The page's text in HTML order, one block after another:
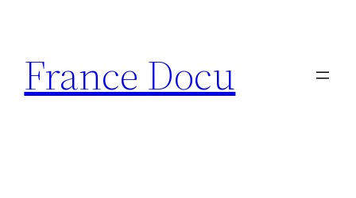
contenu
France Docu